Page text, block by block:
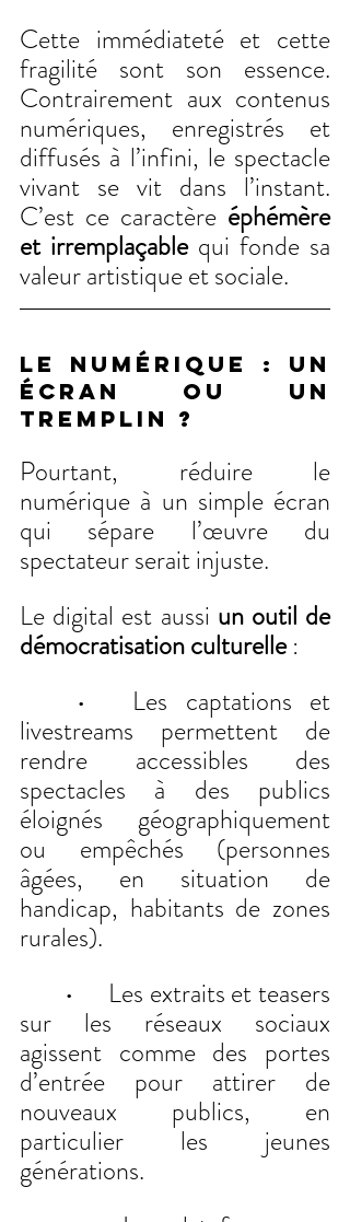
Cette immédiateté et cette
fragilité sont son essence.
Contrairement aux contenus
numériques, enregistrés et
diffusés à l’infini, le spectacle
vivant se vit dans l’instant.
C’est ce caractère éphémère
et irremplaçable qui fonde sa
valeur artistique et sociale.
Le numérique : un
écran ou un
tremplin ?
Pourtant, réduire le
numérique à un simple écran
qui sépare l’œuvre du
spectateur serait injuste.
Le digital est aussi un outil de
démocratisation culturelle :
livestreams permettent de
rendre accessibles des
spectacles à des publics
éloignés géographiquement
ou empêchés (personnes
âgées, en situation de
handicap, habitants de zones
rurales).
sur les réseaux sociaux
agissent comme des portes
d’entrée pour attirer de
nouveaux publics, en
particulier les jeunes
générations.